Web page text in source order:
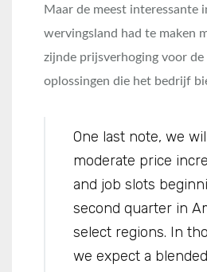
Maar de meest interessante
wervingsland had te maken
zijnde prijsverhoging voor
oplossingen die het bedrijf
One last note, we
moderate price
and job slots
second quarter in
select regions. In
we expect a